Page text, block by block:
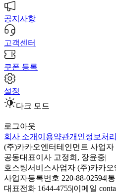
공지사항
고객센터
쿠폰 등록
설정
다크 모드
로그아웃
회사 소개 이용약관개인정보처
(주)카카오엔터테인먼트 사업자
공동대표이사 고정희, 장윤중|
호스팅서비스사업자 (주)카카
사업자등록번호 220-88-02594|
대표전화 1644-4755|이메일